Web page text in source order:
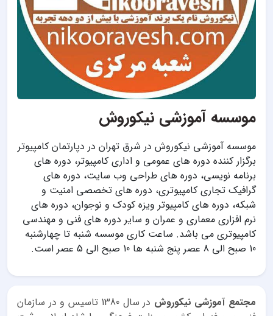
موسسه آموزشی نیکوروش
موسسه آموزشی نیکوروش در شرق تهران در دپارتمان کامپیوتر
برگزار کننده دوره های عمومی و اداری کامپیوتر، دوره های
برنامه نویسی، دوره های طراحی وب سایت، دوره های
گرافیک تجاری کامپیوتری، دوره های تخصصی امنیت و
شبکه، دوره های کامپیوتر ویزه کودک و نوجوان، دوره های
نرم افزاری معماری و عمران و سایر دوره های فنی و مهندسی
کامپیوتری می باشد. ساعت کاری موسسه شنبه تا چهارشنبه
10 صبح الی 8 عصر پنج شنبه ها 10 صبح الی 5 عصر است.
مجتمع آموزشی نیکوروش
در سال 1380 تاسیس و در سازمان